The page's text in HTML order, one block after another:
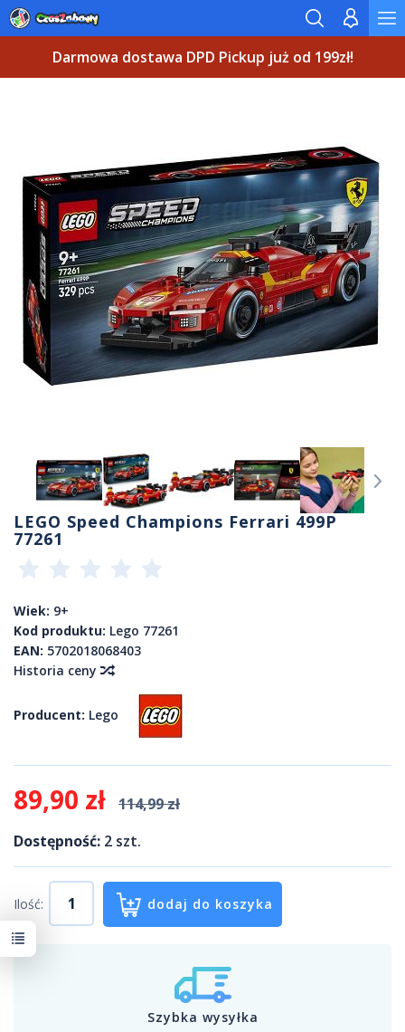
Darmowa dostawa DPD Pickup już od 199zł!
LEGO Speed Champions Ferrari 499P
77261
Wiek: 9+
Kod produktu: Lego 77261
EAN: 5702018068403
Historia ceny
Producent: Lego
89,90 zł
114,99 zł
Dostępność: 2 szt.
Ilość: dodaj do koszyka
Szybka wysyłka